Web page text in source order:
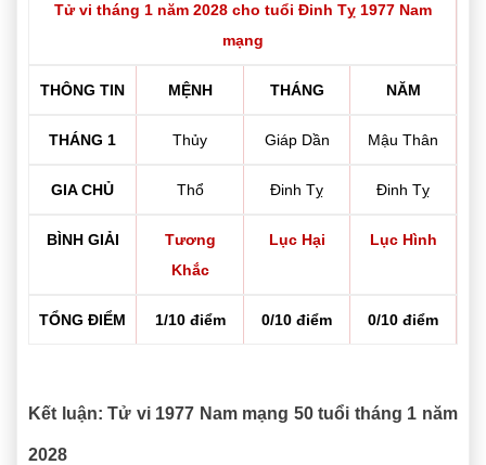
Tử vi tháng 1 năm 2028 cho tuổi Đinh Tỵ 1977 Nam
mạng
THÔNG TIN MỆNH THÁNG NĂM
THÁNG 1 Thủy Giáp Dần Mậu Thân
GIA CHỦ Thổ Đinh Tỵ Đinh Tỵ
BÌNH GIẢI
Tương
Khắc
Lục Hại Lục Hình
TỔNG ĐIỂM 1/10 điểm 0/10 điểm 0/10 điểm
Kết luận: Tử vi 1977 Nam mạng 50 tuổi tháng 1 năm
2028